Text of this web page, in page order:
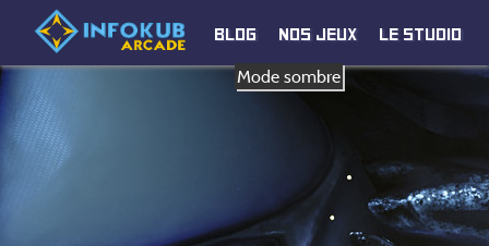
Blog Nos jeux Le studio
Mode sombre